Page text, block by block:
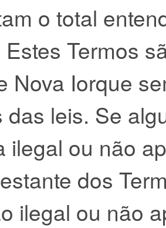
o total
Estes Termos
Nova Iorque
das leis. Se
ilegal ou não
dos
ilegal ou não